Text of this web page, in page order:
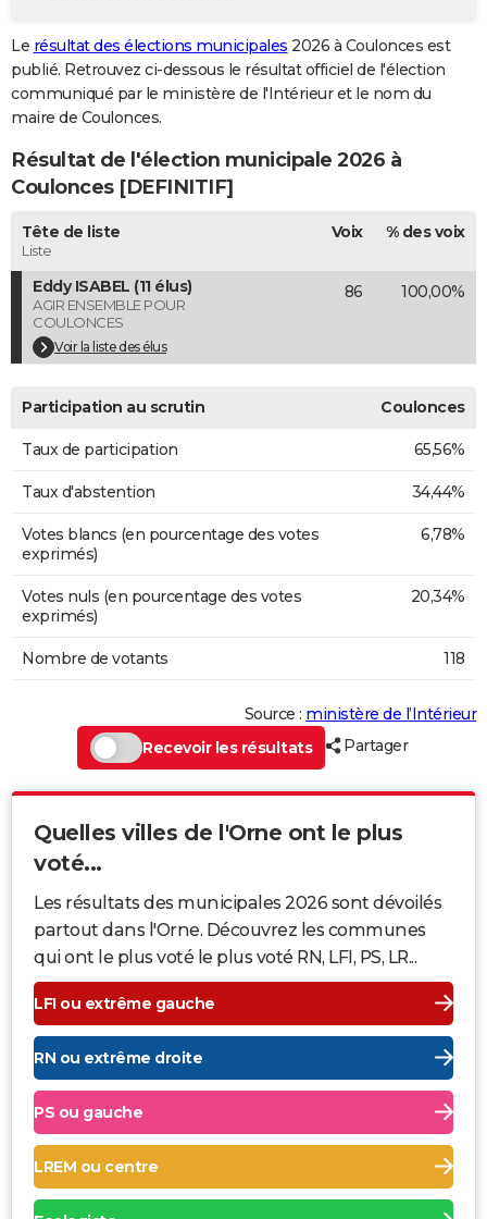
GUIDES D'ACHAT
BONS PLANS
CARTE DE VOEUX
Carte de Noël
Carte Bonne année
Carte Saint-Valentin
Carte Pâques
Carte d'anniversaire
Dictionnaire
Biographies
Citations
Expressions
Proverbes
PROGRAMME TV
COPAINS D'AVANT
S'inscrire
Se connecter
Lycées
Collèges
Primaires
Universités
Entreprises
Service militaire
Avis de recherche
AVIS DE DÉCÈS
Bricolage
Lifestyle
Culture
Sport
Auto
Television
Voyage
Cinema
Le résultat des élections municipales 2026 à Coulonces est
publié. Retrouvez ci-dessous le résultat officiel de l'élection
communiqué par le ministère de l'Intérieur et le nom du
maire de Coulonces.
Résultat de l'élection municipale 2026 à
Coulonces [DEFINITIF]
Tête de liste
Liste
Voix % des voix
Eddy ISABEL (11 élus)
AGIR ENSEMBLE POUR
COULONCES
Voir la liste des élus
86 100,00%
Participation au scrutin Coulonces
Taux de participation 65,56%
Taux d'abstention 34,44%
Votes blancs (en pourcentage des votes
exprimés)
6,78%
Votes nuls (en pourcentage des votes
exprimés)
20,34%
Nombre de votants 118
Source : ministère de l’Intérieur
Recevoir les résultats
Partager
Quelles villes de l'Orne ont le plus
voté...
Les résultats des municipales 2026 sont dévoilés
partout dans l'Orne. Découvrez les communes
qui ont le plus voté le plus voté RN, LFI, PS, LR...
LFI ou extrême gauche
RN ou extrême droite
PS ou gauche
LREM ou centre